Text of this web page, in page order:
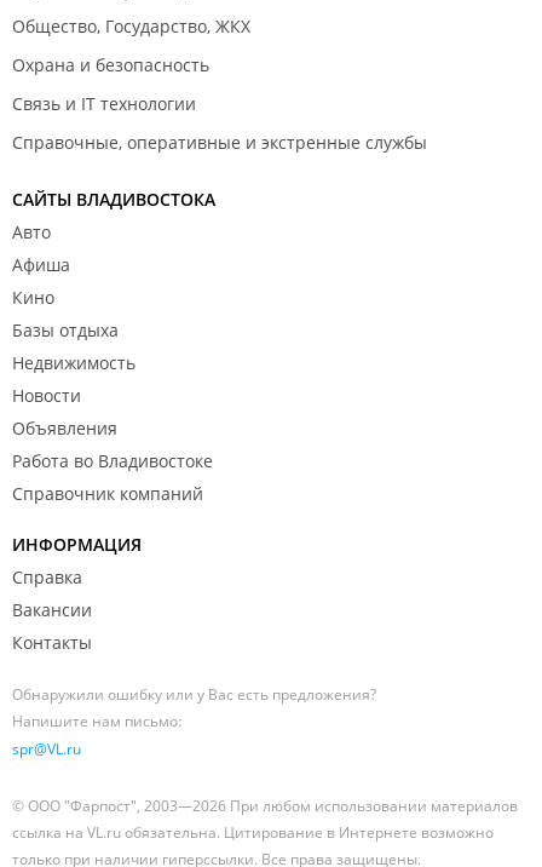
Общество, Государство, ЖКХ
Охрана и безопасность
Связь и IT технологии
Справочные, оперативные и экстренные службы
САЙТЫ ВЛАДИВОСТОКА
Авто
Афиша
Кино
Базы отдыха
Недвижимость
Новости
Объявления
Работа во Владивостоке
Справочник компаний
ИНФОРМАЦИЯ
Справка
Вакансии
Контакты
Обнаружили ошибку или у Вас есть предложения?
Напишите нам письмо:
spr@VL.ru
© ООО "Фарпост", 2003—2026 При любом использовании материалов
ссылка на VL.ru обязательна. Цитирование в Интернете возможно
только при наличии гиперссылки. Все права защищены.